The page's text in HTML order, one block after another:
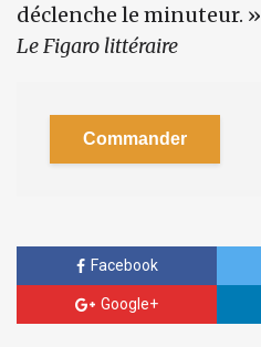
déclenche le minuteur. »
Le Figaro littéraire
Commander
Facebook
Google+